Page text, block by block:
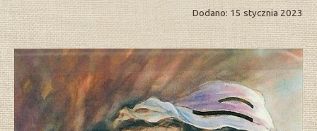
Dodano: 15 stycznia 2023